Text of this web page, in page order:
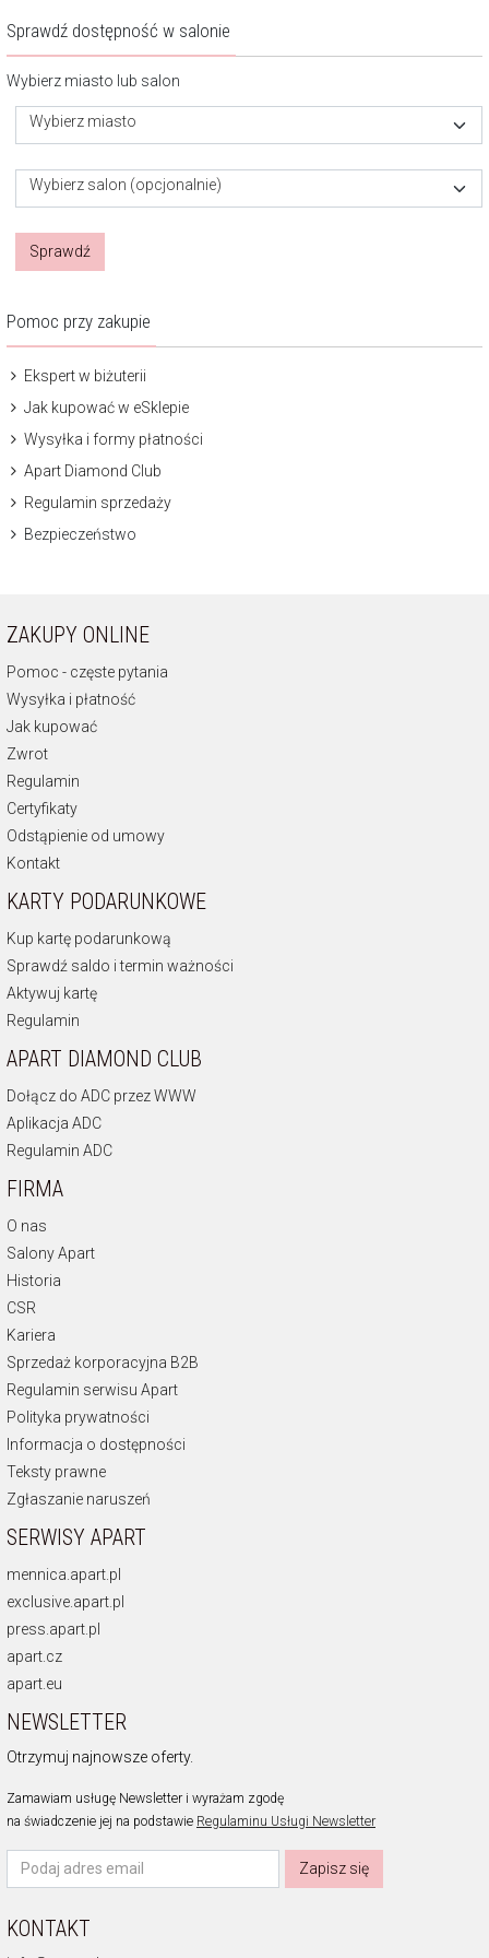
Sprawdź dostępność w salonie
Wybierz miasto lub salon
Wybierz miasto
Wybierz salon (opcjonalnie)
Sprawdź
Pomoc przy zakupie
Ekspert w biżuterii
Jak kupować w eSklepie
Wysyłka i formy płatności
Apart Diamond Club
Regulamin sprzedaży
Bezpieczeństwo
ZAKUPY ONLINE
Pomoc - częste pytania
Wysyłka i płatność
Jak kupować
Zwrot
Regulamin
Certyfikaty
Odstąpienie od umowy
Kontakt
KARTY PODARUNKOWE
Kup kartę podarunkową
Sprawdź saldo i termin ważności
Aktywuj kartę
Regulamin
APART DIAMOND CLUB
Dołącz do ADC przez WWW
Aplikacja ADC
Regulamin ADC
FIRMA
O nas
Salony Apart
Historia
CSR
Kariera
Sprzedaż korporacyjna B2B
Regulamin serwisu Apart
Polityka prywatności
Informacja o dostępności
Teksty prawne
Zgłaszanie naruszeń
SERWISY APART
mennica.apart.pl
exclusive.apart.pl
press.apart.pl
apart.cz
apart.eu
NEWSLETTER
Otrzymuj najnowsze oferty.
Zamawiam usługę Newsletter i wyrażam zgodę
na świadczenie jej na podstawie Regulaminu Usługi Newsletter
Zapisz się
KONTAKT